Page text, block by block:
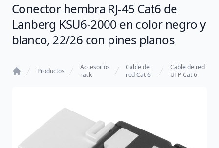
Conector hembra RJ-45 Cat6 de
Lanberg KSU6-2000 en color negro y
blanco, 22/26 con pines planos
Productos
Accesorios
rack
Cable de
red Cat 6
Cable de red
UTP Cat 6